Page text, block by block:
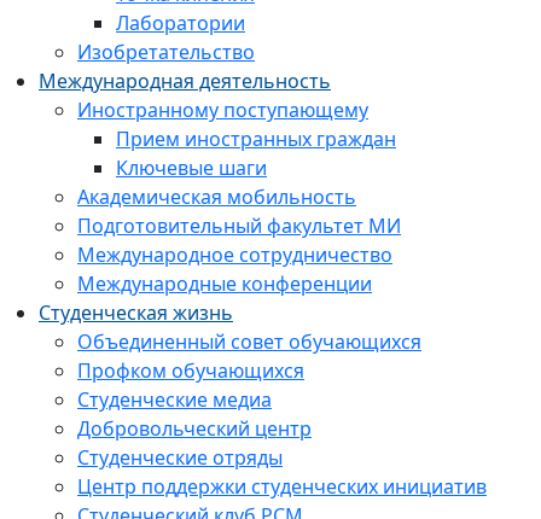
Лаборатории
Изобретательство
Международная деятельность
Иностранному поступающему
Прием иностранных граждан
Ключевые шаги
Академическая мобильность
Подготовительный факультет МИ
Международное сотрудничество
Международные конференции
Студенческая жизнь
Объединенный совет обучающихся
Профком обучающихся
Студенческие медиа
Добровольческий центр
Студенческие отряды
Центр поддержки студенческих инициатив